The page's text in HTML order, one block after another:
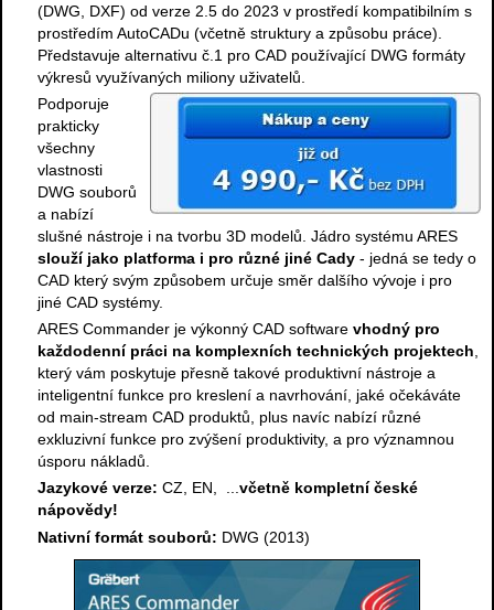
(DWG, DXF) od verze 2.5 do 2023 v prostředí kompatibilním s
prostředím AutoCADu (včetně struktury a způsobu práce).
Představuje alternativu č.1 pro CAD používající DWG formáty
výkresů využívaných miliony uživatelů.
Podporuje
prakticky
všechny
vlastnosti
DWG souborů
a nabízí
slušné nástroje i na tvorbu 3D modelů. Jádro systému ARES
slouží jako platforma i pro různé jiné Cady - jedná se tedy o
CAD který svým způsobem určuje směr dalšího vývoje i pro
jiné CAD systémy.
ARES Commander je výkonný CAD softwarevhodný pro
každodenní práci na komplexních technických projektech
který vám poskytuje přesně takové produktivní nástroje a
inteligentní funkce pro kreslení a navrhování, jaké očekáváte
od main-stream CAD produktů, plus navíc nabízí různé
exkluzivní funkce pro zvýšení produktivity, a pro významnou
úsporu nákladů.
Jazykové verze:CZ, EN, ...včetně kompletní české
nápovědy!
Nativní formát souborů: DWG (2013)